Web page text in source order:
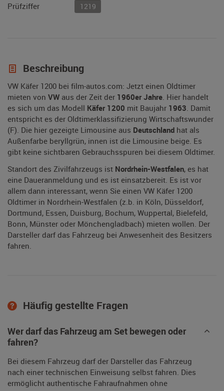
Prüfziffer
1219
Beschreibung
VW Käfer 1200 bei film-autos.com: Jetzt einen Oldtimer
mieten von VW aus der Zeit der 1960er Jahre . Hier handelt
es sich um das Modell Käfer 1200 mit Baujahr 1963 . Damit
entspricht es der Oldtimerklassifizierung Wirtschaftswunder
(F). Die hier gezeigte Limousine aus Deutschland hat als
Außenfarbe beryllgrün, innen ist die Limousine beige. Es
gibt keine sichtbaren Gebrauchsspuren bei diesem Oldtimer.
Standort des Zivilfahrzeugs ist Nordrhein-Westfalen, es hat
eine Daueranmeldung und es ist einsatzbereit. Es ist vor
allem dann interessant, wenn Sie einen VW Käfer 1200
Oldtimer in Nordrhein-Westfalen (z.b. in Köln, Düsseldorf,
Dortmund, Essen, Duisburg, Bochum, Wuppertal, Bielefeld,
Bonn, Münster oder Mönchengladbach) mieten wollen. Der
Darsteller darf das Fahrzeug bei Anwesenheit des Besitzers
fahren.
Häufig gestellte Fragen
Wer darf das Fahrzeug am Set bewegen oder
fahren?
Bei diesem Fahrzeug darf der Darsteller das Fahrzeug
nach einer technischen Einweisung selbst fahren. Dies
ermöglicht authentische Fahraufnahmen ohne